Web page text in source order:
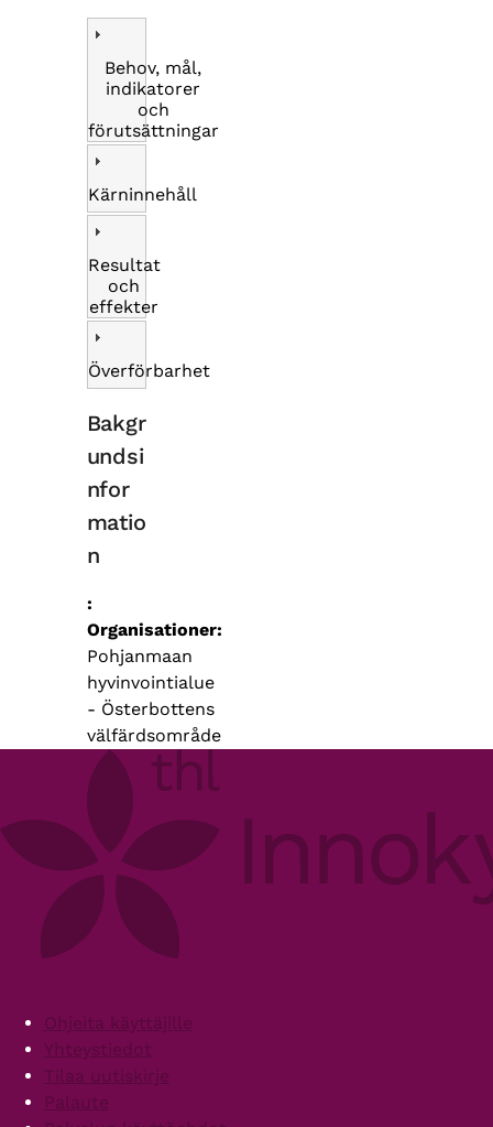
Behov, mål,
indikatorer
och
förutsättningar
Kärninnehåll
Resultat
och
effekter
Överförbarhet
Bakgr
undsi
nfor
matio
n
Organisationer
Pohjanmaan
hyvinvointialue
- Österbottens
välfärdsområde
FooterOhjeita käyttäjille
Yhteystiedot
Tilaa uutiskirje
Palaute